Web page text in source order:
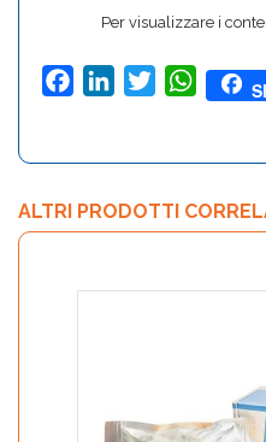
Per visualizzare i
FacebookLinkedInTwitter
ALTRI PRODOTTI